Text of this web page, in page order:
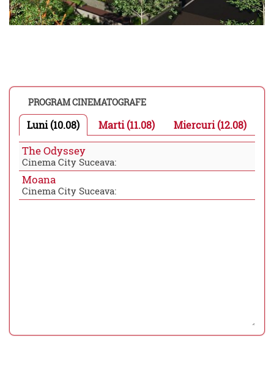
PROGRAM CINEMATOGRAFE
Luni (10.08) Marti (11.08) Miercuri (12.08)
The Odyssey
Cinema City Suceava:
Moana
Cinema City Suceava: